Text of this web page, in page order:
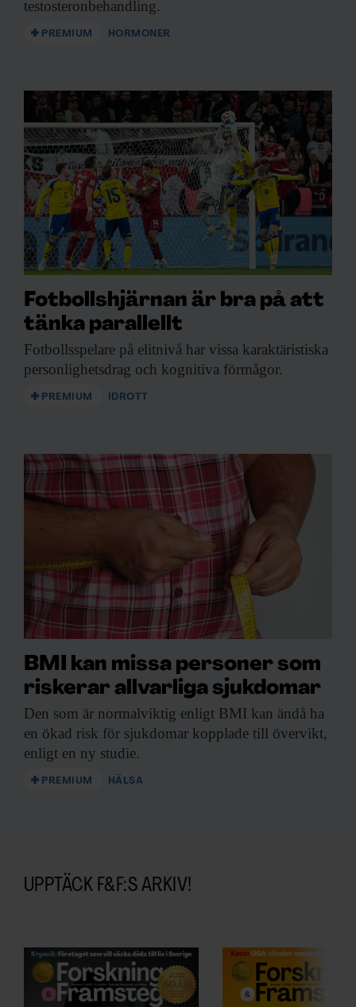
testosteronbehandling.
PREMIUM HORMONER
Fotbollshjärnan är bra på att
tänka parallellt
Fotbollsspelare på elitnivå har vissa karaktäristiska
personlighetsdrag och kognitiva förmågor.
PREMIUM IDROTT
BMI kan missa personer som
riskerar allvarliga sjukdomar
Den som är normalviktig enligt BMI kan ändå ha
en ökad risk för sjukdomar kopplade till övervikt,
enligt en ny studie.
PREMIUM HÄLSA
UPPTÄCK F&F:S ARKIV!